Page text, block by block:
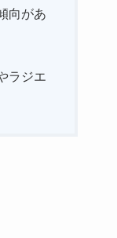
向があ
ラジエ